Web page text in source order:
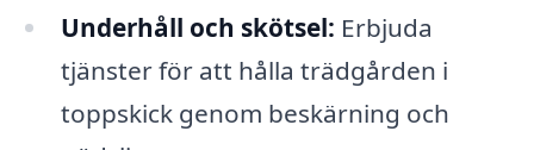
Underhåll och skötsel: Erbjuda
tjänster för att hålla trädgården i
toppskick genom beskärning och